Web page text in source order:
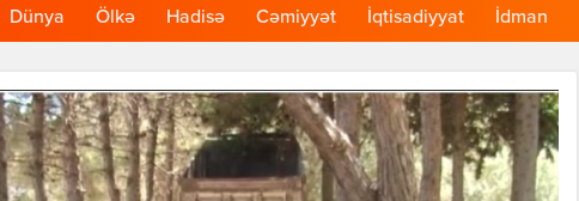
Dünya Ölkə Hadisə Cəmiyyət İqtisadiyyat İdman